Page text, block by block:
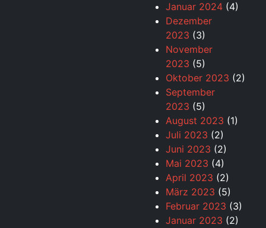
Januar 2024 (4)
Dezember
2023 (3)
November
2023 (5)
Oktober 2023 (2)
September
2023 (5)
August 2023 (1)
Juli 2023 (2)
Juni 2023 (2)
Mai 2023 (4)
April 2023 (2)
März 2023 (5)
Februar 2023 (3)
Januar 2023 (2)